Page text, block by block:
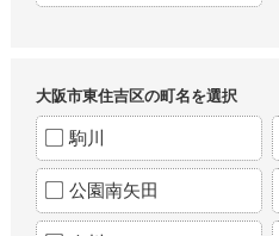
大阪市東住吉区の町名を選択
駒川
公園南矢田